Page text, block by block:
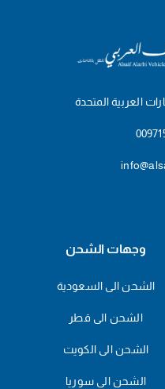
العربية المتحدة
وجهات الشحن
الشحن الى السعودية
الشحن الى قطر
الشحن الى الكويت
الشحن الى سوريا